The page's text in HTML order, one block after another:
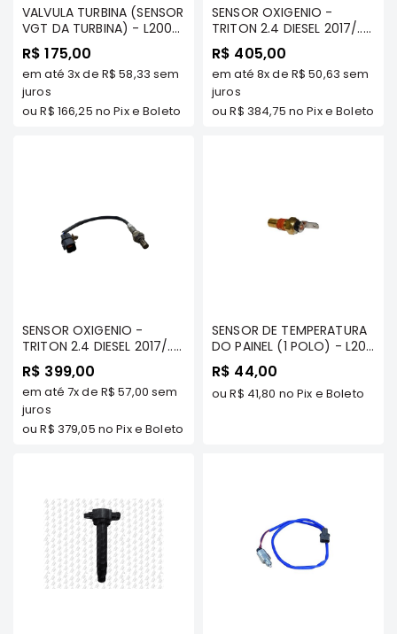
e
Full
Suspensão
e
SPORT
Suspensão
Transmissão
Elétrica
Acessórios
Pajero
VALVULA TURBINA (SENSOR
VGT DA TURBINA) - L200
SPORT/ HPE/ OUTDOOR/
PAJERO SPORT 2.5 HPE -
MILTPARTS - MR299300
MT
R$ 175,00
em até 3xde R$ 58,33 sem
juros
ouR$ 166,25 no Pix e Boleto
SENSOR OXIGENIO -
TRITON 2.4 DIESEL 2017/../
PAJERO SPORT 2.4 DIESEL
TDS - MILTPARTS -
1587A154 MT
R$ 405,00
em até 8xde R$ 50,63 sem
juros
ouR$ 384,75 no Pix e Boleto
SENSOR OXIGENIO -
TRITON 2.4 DIESEL 2017/../
PAJERO SPORT 2.4 DIESEL
TDS - MILTPARTS -
1587A159 MT
R$ 399,00
em até 7xde R$ 57,00 sem
juros
ouR$ 379,05 no Pix e Boleto
SENSOR DE TEMPERATURA
DO PAINEL (1 POLO) - L200
TDS/ GL/ GLS/ SPORT/
GL/ GLS/ HPE/ OUTDOOR
- MILTPARTS - MD091056
R$ 44,00
ouR$ 41,80 no Pix e Boleto